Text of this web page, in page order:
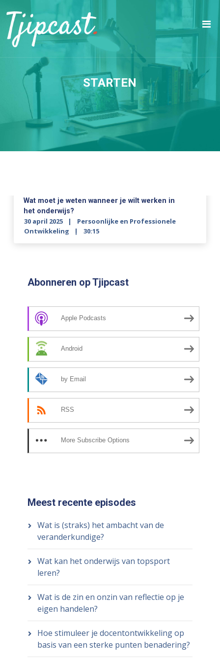
STARTEN
Wat moet je weten wanneer je wilt werken in
het onderwijs?
30 april 2025
Persoonlijke en Professionele
Ontwikkeling
30:15
Abonneren op Tjipcast
Apple Podcasts
Android
by Email
RSS
More Subscribe Options
Meest recente episodes
Wat is (straks) het ambacht van de
veranderkundige?
Wat kan het onderwijs van topsport
leren?
Wat is de zin en onzin van reflectie op je
eigen handelen?
Hoe stimuleer je docentontwikkeling op
basis van een sterke punten benadering?